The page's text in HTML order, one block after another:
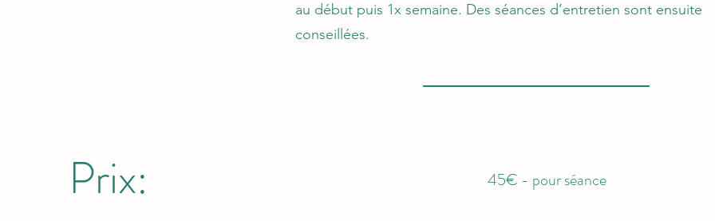
au début puis 1x semaine. Des séances d’entretien sont ensuite
conseillées.
Prix: 45€ - pour séance